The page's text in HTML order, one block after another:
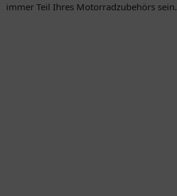
immer Teil Ihres Motorradzubehörs sein.